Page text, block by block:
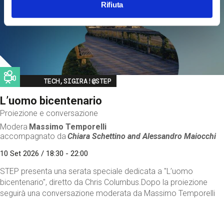
Rifiuta
Image
TECH,SIGIRA!@STEP
L’uomo bicentenario
Proiezione e conversazione
Modera Massimo Temporelli
accompagnato da Chiara Schettino andAlessandro Maiocchi
10 Set 2026 / 18:30 - 22:00
STEP presenta una serata speciale dedicata a "L’uomo
bicentenario", diretto da Chris Columbus.Dopo la proiezione
seguirà una conversazione moderata da Massimo Temporelli